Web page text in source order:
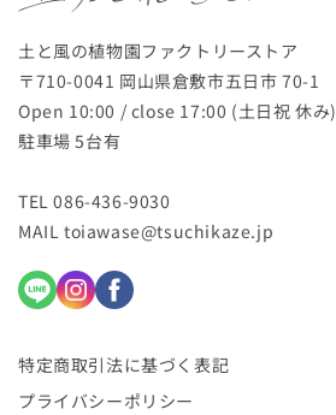
土と風の植物園ファクトリーストア
〒710-0041 岡山県倉敷市五日市 70-1
Open 10:00 / close 17:00 (土日祝 休み)
駐車場 5台有
TEL 086-436-9030
MAIL toiawase@tsuchikaze.jp
特定商取引法に基づく表記
プライバシーポリシー